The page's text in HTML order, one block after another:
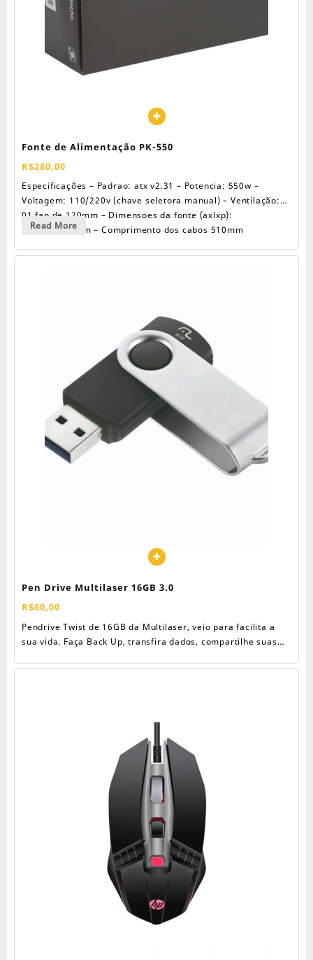
Fonte de Alimentação PK-550
R$280,00
Especificações – Padrao: atx v2.31 – Potencia: 550w –
Voltagem: 110/220v (chave seletora manual) – Ventilação:
01 fan de 120mm – Dimensoes da fonte (axlxp):
85x150x140mm – Comprimento dos cabos 510mm
24 pinos (24p) 01 – 6 pinos pci-e 01 …
Fonte
PK-
550
Read More
Pen Drive Multilaser 16GB 3.0
R$60,00
Pendrive Twist de 16GB da Multilaser, veio para facilita a
sua vida. Faça Back Up, transfira dados, compartilhe suas
vá, de qualquer dispositivo com entrada USB 2.0 e 3.0.